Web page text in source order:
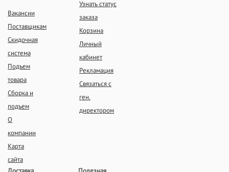
Вакансии
Поставщикам
Скидочная
система
Подъем
товара
Сборка и
подъем
О
компании
Карта
сайта
Узнать статус
заказа
Корзина
Личный
кабинет
Рекламация
Связаться с
ген.
директором